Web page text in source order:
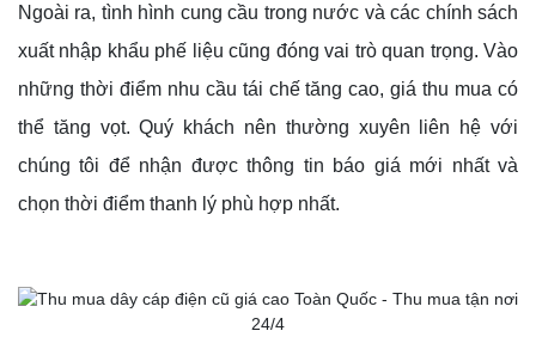
Ngoài ra, tình hình cung cầu trong nước và các chính sách
xuất nhập khẩu phế liệu cũng đóng vai trò quan trọng. Vào
những thời điểm nhu cầu tái chế tăng cao, giá thu mua có
thể tăng vọt. Quý khách nên thường xuyên liên hệ với
chúng tôi để nhận được thông tin báo giá mới nhất và
chọn thời điểm thanh lý phù hợp nhất.